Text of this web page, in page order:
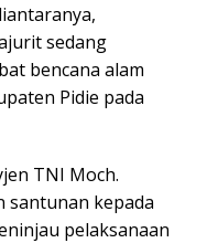
sedang
bencana alam
Pidie pada
TNI Moch.
santunan kepada
pelaksanaan